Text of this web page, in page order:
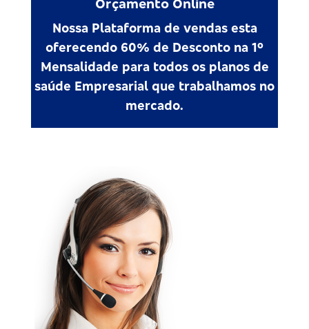
Nossa Plataforma de vendas esta
oferecendo 60% de Desconto na 1º
Mensalidade para todos os planos de
saúde Empresarial que trabalhamos no
mercado.